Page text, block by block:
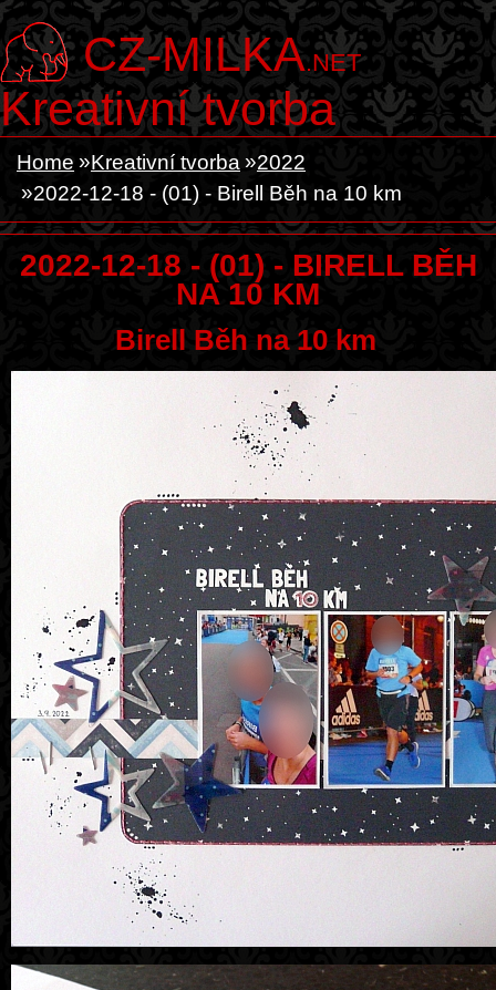
CZ-MILKA.NET
Kreativní tvorba
Home Kreativní tvorba
2022
2022-12-18 - (01) - Birell Běh na 10 km
2022-12-18 - (01) - BIRELL BĚH
NA 10 KM
Birell Běh na 10 km